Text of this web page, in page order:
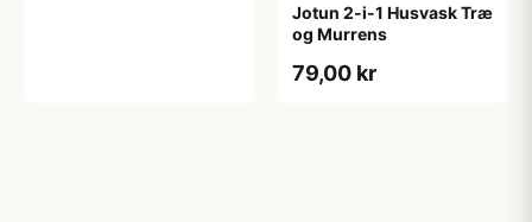
Jotun 2-i-1 Husvask Træ
og Murrens
79,00 kr